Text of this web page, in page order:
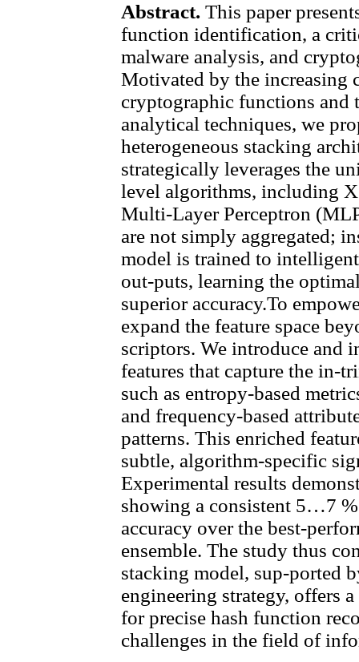
Abstract. This paper
function identification, a
malware analysis, and
Motivated by the increasing
cryptographic functions
analytical techniques, we
heterogeneous stacking
strategically leverages the
level algorithms, including
Multi-Layer Perceptron
are not simply aggregated;
model is trained to
out-puts, learning the
superior accuracy.To
expand the feature space
scriptors. We introduce and
features that capture the in-
such as entropy-based
and frequency-based
patterns. This enriched
subtle, algorithm-specific
Experimental results
showing a consistent 5…7
accuracy over the best-
ensemble. The study thus
stacking model, sup-ported
engineering strategy, offers
for precise hash function
challenges in the field of